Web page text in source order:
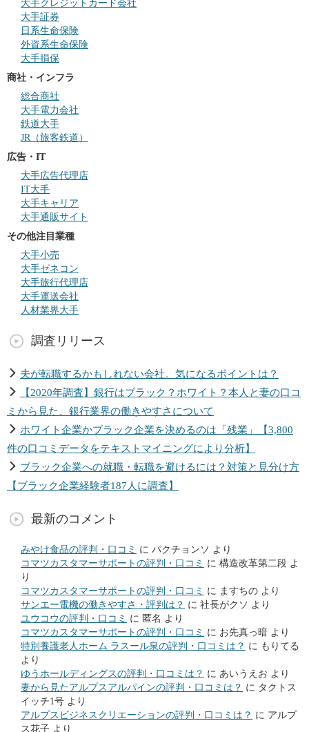
大手クレジットカード会社
大手証券
日系生命保険
外資系生命保険
大手損保
商社・インフラ
総合商社
大手電力会社
鉄道大手
JR（旅客鉄道）
広告・IT
大手広告代理店
IT大手
大手キャリア
大手通販サイト
その他注目業種
大手小売
大手ゼネコン
大手旅行代理店
大手運送会社
人材業界大手
調査リリース
夫が転職するかもしれない会社。気になるポイントは？
【2020年調査】銀行はブラック？ホワイト？本人と妻の口コ
ミから見た、銀行業界の働きやすさについて
ホワイト企業かブラック企業を決めるのは「残業」【3,800
件の口コミデータをテキストマイニングにより分析】
ブラック企業への就職・転職を避けるには？対策と見分け方
【ブラック企業経験者187人に調査】
最新のコメント
みやけ食品の評判・口コミ に パクチョンソ より
コマツカスタマーサポートの評判・口コミ に 構造改革第二段 よ
り
コマツカスタマーサポートの評判・口コミ に ますちの より
サンエー電機の働きやすさ・評判は？ に 社長がクソ より
ユウコウの評判・口コミ に 匿名 より
コマツカスタマーサポートの評判・口コミ に お先真っ暗 より
特別養護老人ホーム ラスール泉の評判・口コミは？ に もりてる
より
ゆうホールディングスの評判・口コミは？ に あいうえお より
妻から見たアルプスアルパインの評判・口コミは？ に タクトス
イッチ1号 より
アルプスビジネスクリエーションの評判・口コミは？ に アルプ
ス花子 より